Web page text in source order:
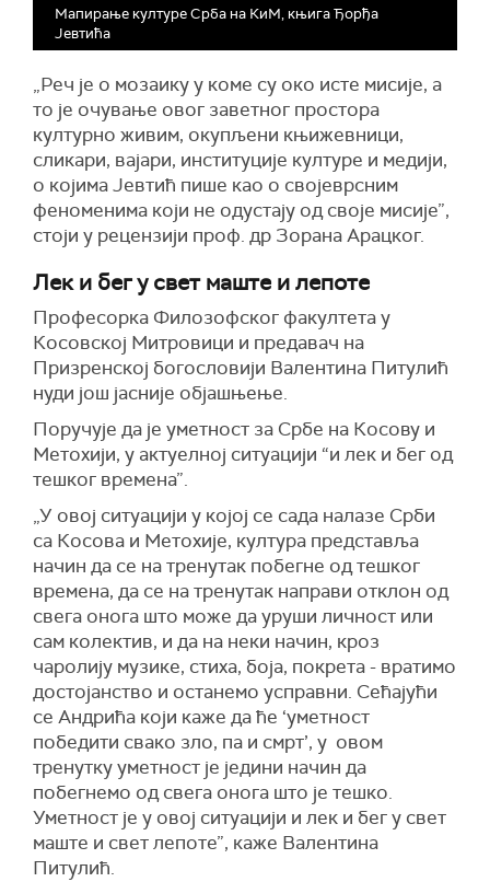
Мапирање културе Срба на КиМ, књига Ђорђа
Јевтића
„Реч је о мозаику у коме су око исте мисије, а
то је очување овог заветног простора
културно живим, окупљени књижевници,
сликари, вајари, институције културе и медији,
о којима Јевтић пише као о својеврсним
феноменима који не одустају од своје мисије”,
стоји у рецензији проф. др Зорана Арацког.
Лек и бег у свет маште и лепоте
Професорка Филозофског факултета у
Косовској Митровици и предавач на
Призренској богословији Валентина Питулић
нуди још јасније објашњење.
Поручује да је уметност за Србе на Косову и
Метохији, у актуелној ситуацији “и лек и бег од
тешког времена”.
„У овој ситуацији у којој се сада налазе Срби
са Косова и Метохије, култура представља
начин да се на тренутак побегне од тешког
времена, да се на тренутак направи отклон од
свега онога што може да уруши личност или
сам колектив, и да на неки начин, кроз
чаролију музике, стиха, боја, покрета - вратимо
достојанство и останемо усправни. Сећајући
се Андрића који каже да ће ‘уметност
победити свако зло, па и смрт’, у овом
тренутку уметност је једини начин да
побегнемо од свега онога што је тешко.
Уметност је у овој ситуацији и лек и бег у свет
маште и свет лепоте”, каже Валентина
Питулић.